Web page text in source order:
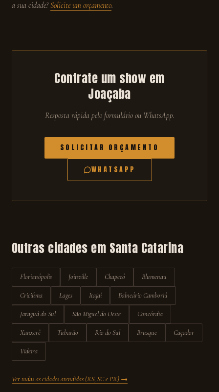
a sua cidade? Solicite um orçamento.
Contrate um show em
Joaçaba
Resposta rápida pelo formulário ou WhatsApp.
SOLICITAR ORÇAMENTO
WHATSAPP
Outras cidades em Santa Catarina
Florianópolis Joinville Chapecó Blumenau
Criciúma Lages Itajaí Balneário Camboriú
Jaraguá do Sul São Miguel do Oeste Concórdia
Xanxerê Tubarão Rio do Sul Brusque Caçador
Videira
Ver todas as cidades atendidas (RS, SC e PR) →